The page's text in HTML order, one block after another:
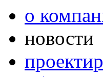
о
новости